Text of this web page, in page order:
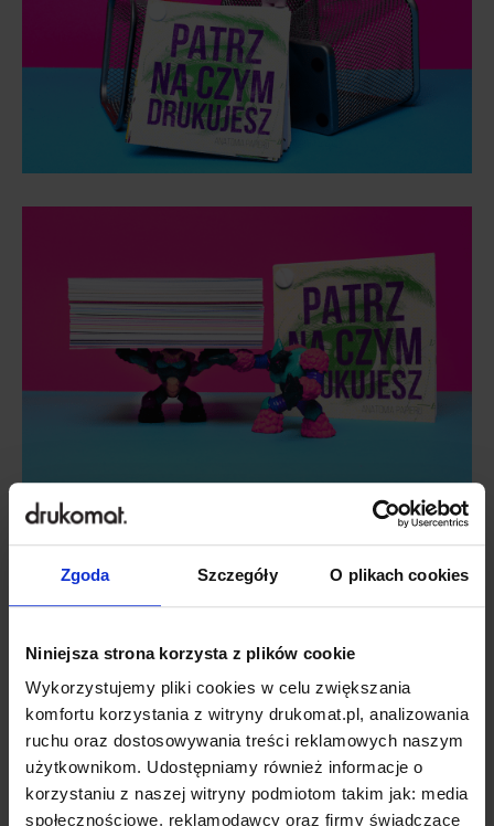
Zgoda Szczegóły O plikach cookies
Niniejsza strona korzysta z plików cookie
Wykorzystujemy pliki cookies w celu zwiększania
komfortu korzystania z witryny drukomat.pl, analizowania
ruchu oraz dostosowywania treści reklamowych naszym
użytkownikom. Udostępniamy również informacje o
korzystaniu z naszej witryny podmiotom takim jak: media
społecznościowe, reklamodawcy oraz firmy świadczące